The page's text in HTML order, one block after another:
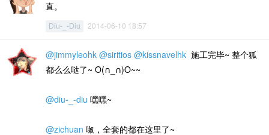
直。
Diu-_-Diu 2014-06-10 18:57
@jimmyleohk @siritios @kissnavelhk 施工完毕~ 整个狐
都么么哒了~ O(∩_∩)O~~
@diu-_-diu 嘿嘿~
@zichuan 呶，全套的都在这里了~